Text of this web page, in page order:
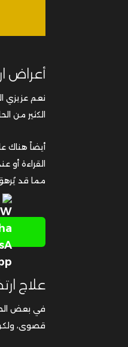
أعراض
نعم عزيزي
الكثير من
أيضاً هناك
القراءة أو
مما قد
علاج
في بعض
قصوى،